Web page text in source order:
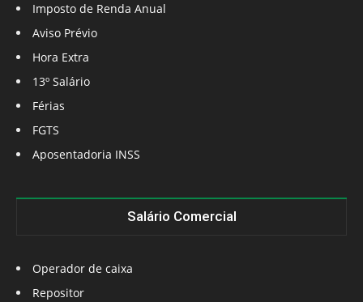
Imposto de Renda Anual
Aviso Prévio
Hora Extra
13º Salário
Férias
FGTS
Aposentadoria INSS
Salário Comercial
Operador de caixa
Repositor